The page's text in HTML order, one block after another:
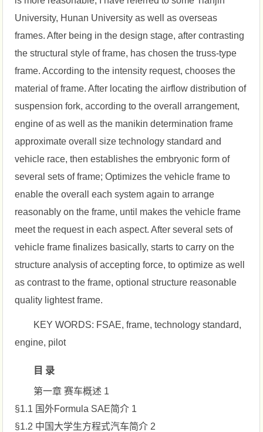
University, Hunan University as well as overseas
frames. After being in the design stage, after contrasting
the structural style of frame, has chosen the truss-type
frame. According to the intensity request, chooses the
material of frame. After locating the airflow distribution of
suspension fork, according to the overall arrangement,
engine of as well as the manikin determination frame
approximate overall size technology standard and
vehicle race, then establishes the embryonic form of
several sets of frame; Optimizes the vehicle frame to
enable the overall each system again to arrange
reasonably on the frame, until makes the vehicle frame
meet the request in each aspect. After several sets of
vehicle frame finalizes basically, starts to carry on the
structure analysis of accepting force, to optimize as well
as contrast to the frame, optional structure reasonable
quality lightest frame.
KEY WORDS: FSAE, frame, technology standard,
engine, pilot
目 录
第一章 赛车概述 1
§1.1 国外Formula SAE简介 1
§1.2 中国大学生方程式汽车简介 2